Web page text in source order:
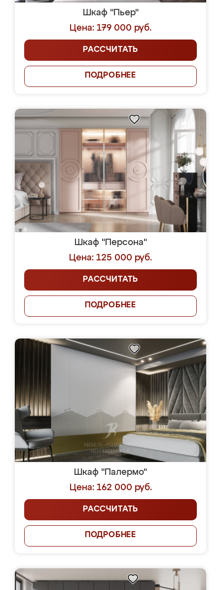
Шкаф "Пьер"
Цена: 179 000 руб.
РАССЧИТАТЬ
ПОДРОБНЕЕ
Шкаф "Персона"
Цена: 125 000 руб.
РАССЧИТАТЬ
ПОДРОБНЕЕ
Шкаф "Палермо"
Цена: 162 000 руб.
РАССЧИТАТЬ
ПОДРОБНЕЕ